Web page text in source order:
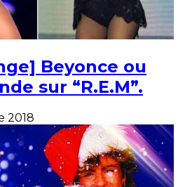
Beyonce ou
sur “R.E.M”.
2018